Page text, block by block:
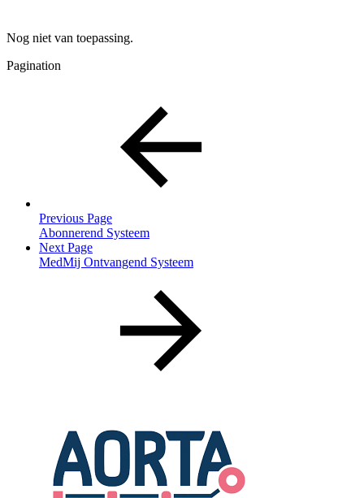
Nog niet van toepassing.
Pagination
Previous Page
Abonnerend Systeem
Next Page
MedMij Ontvangend Systeem